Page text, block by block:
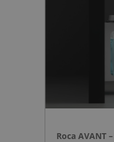
bezpiecznej
działającą
wody oraz
przycisk
Roca AVANT